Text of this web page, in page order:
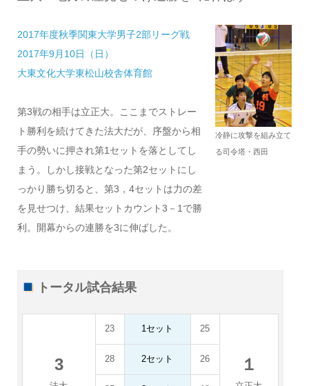
2017年度秋季関東大学男子2部リーグ戦
2017年9月10日（日）
大東文化大学東松山校舎体育館
第3戦の相手は立正大。ここまでストレー
ト勝利を続けてきた法大だが、序盤から相
手の勢いに押され第1セットを落としてし
まう。しかし接戦となった第2セットにし
っかり勝ち切ると、第3，4セットは力の差
を見せつけ、結果セットカウント3－1で勝
利。開幕からの連勝を3に伸ばした。
冷静に攻撃を組み立て
る司令塔・西田
トータル試合結果
3
23 1セット 25
１
28 2セット 26